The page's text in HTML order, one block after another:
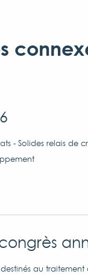
- Solides relais de
au